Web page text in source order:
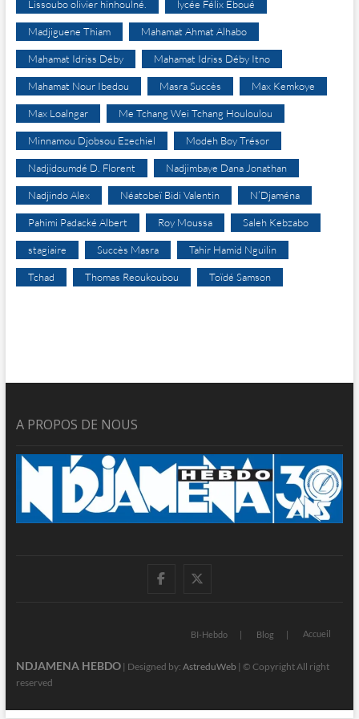
Lissoubo olivier hinhoulné. lycée Félix Eboué
Madjiguene Thiam Mahamat Ahmat Alhabo
Mahamat Idriss Déby Mahamat Idriss Déby Itno
Mahamat Nour Ibedou Masra Succès Max Kemkoye
Max Loalngar Me Tchang Wei Tchang Houloulou
Minnamou Djobsou Ezechiel Modeh Boy Trésor
Nadjidoumdé D. Florent Nadjimbaye Dana Jonathan
Nadjindo Alex Néatobeï Bidi Valentin N’Djaména
Pahimi Padacké Albert Roy Moussa Saleh Kebzabo
stagiaire Succès Masra Tahir Hamid Nguilin
Tchad Thomas Reoukoubou Toïdé Samson
A PROPOS DE NOUS
facebook
BI-Hebdo Blog Accueil
NDJAMENA HEBDO| Designed by: AstreduWeb | © Copyright All right
reserved